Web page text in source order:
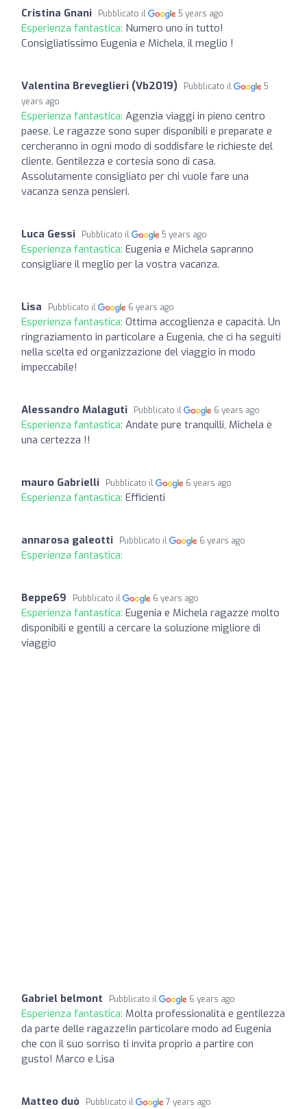
Cristina Gnani Pubblicato il 5 years ago
Esperienza fantastica: Numero uno in tutto!
Consigliatissimo Eugenia e Michela, il meglio !
Valentina Breveglieri (Vb2019) Pubblicato il
5
years ago
Esperienza fantastica: Agenzia viaggi in pieno centro
paese. Le ragazze sono super disponibili e preparate e
cercheranno in ogni modo di soddisfare le richieste del
cliente. Gentilezza e cortesia sono di casa.
Assolutamente consigliato per chi vuole fare una
vacanza senza pensieri.
Luca Gessi Pubblicato il 5 years ago
Esperienza fantastica: Eugenia e Michela sapranno
consigliare il meglio per la vostra vacanza.
Lisa Pubblicato il 6 years ago
Esperienza fantastica: Ottima accoglienza e capacità. Un
ringraziamento in particolare a Eugenia, che ci ha seguiti
nella scelta ed organizzazione del viaggio in modo
impeccabile!
Alessandro Malaguti Pubblicato il 6 years ago
Esperienza fantastica: Andate pure tranquilli, Michela è
una certezza !!
mauro Gabrielli Pubblicato il 6 years ago
Esperienza fantastica: Efficienti
annarosa galeotti Pubblicato il 6 years ago
Esperienza fantastica:
Beppe69 Pubblicato il 6 years ago
Esperienza fantastica: Eugenia e Michela ragazze molto
disponibili e gentili a cercare la soluzione migliore di
viaggio
Gabriel belmont Pubblicato il 6 years ago
Esperienza fantastica: Molta professionalità e gentilezza
da parte delle ragazze!in particolare modo ad Eugenia
che con il suo sorriso ti invita proprio a partire con
gusto! Marco e Lisa
Matteo duò Pubblicato il 7 years ago